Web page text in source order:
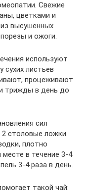
Свежие
цветками и
высушенных
и ожоги.
используют
сухих листьев
процеживают
трижды в день до
сил
2 столовые ложки
плотно
в течение 3-4
3-4 раза в день.
такой чай: